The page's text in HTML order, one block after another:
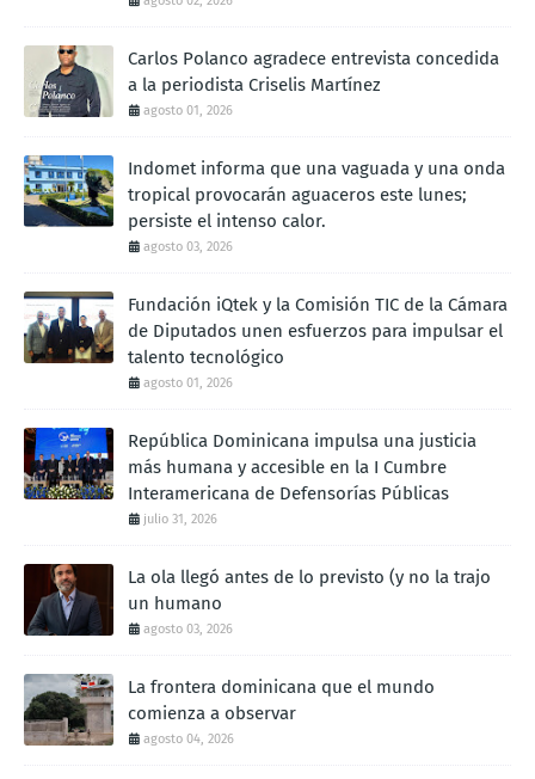
Carlos Polanco agradece entrevista concedida
a la periodista Criselis Martínez
agosto 01, 2026
Indomet informa que una vaguada y una onda
tropical provocarán aguaceros este lunes;
persiste el intenso calor.
agosto 03, 2026
Fundación iQtek y la Comisión TIC de la Cámara
de Diputados unen esfuerzos para impulsar el
talento tecnológico
agosto 01, 2026
República Dominicana impulsa una justicia
más humana y accesible en la I Cumbre
Interamericana de Defensorías Públicas
julio 31, 2026
La ola llegó antes de lo previsto (y no la trajo
un humano
agosto 03, 2026
La frontera dominicana que el mundo
comienza a observar
agosto 04, 2026